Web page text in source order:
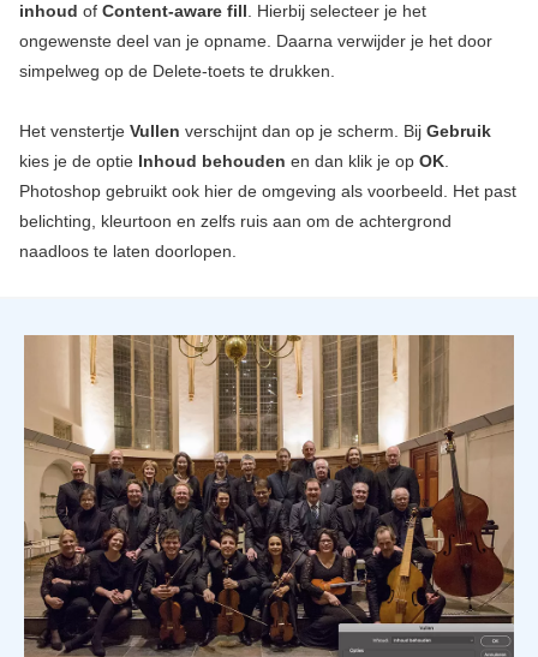
inhoud of Content-aware fill. Hierbij selecteer je het
ongewenste deel van je opname. Daarna verwijder je het door
simpelweg op de Delete-toets te drukken.
Het venstertje Vullen verschijnt dan op je scherm. Bij Gebruik
kies je de optie Inhoud behouden en dan klik je op OK.
Photoshop gebruikt ook hier de omgeving als voorbeeld. Het past
belichting, kleurtoon en zelfs ruis aan om de achtergrond
naadloos te laten doorlopen.